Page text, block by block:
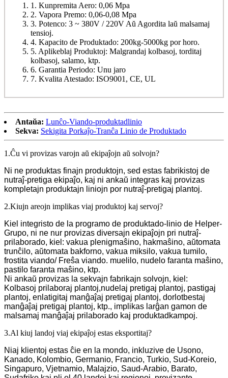
1. Kunpremita Aero: 0,06 Mpa
2. Vapora Premo: 0,06-0,08 Mpa
3. Potenco: 3 ~ 380V / 220V Aŭ Agordita laŭ malsamaj
tensioj.
4. Kapacito de Produktado: 200kg-5000kg por horo.
5. Aplikeblaj Produktoj: Malgrandaj kolbasoj, torditaj
kolbasoj, salamo, ktp.
6. Garantia Periodo: Unu jaro
7. Kvalita Atestado: ISO9001, CE, UL
Antaŭa: Lunĉo-Viando-produktadlinio
Sekva: Sekigita Porkaĵo-Tranĉa Linio de Produktado
1.Ĉu vi provizas varojn aŭ ekipaĵojn aŭ solvojn?
Ni ne produktas finajn produktojn, sed estas fabrikistoj de
nutraĵ-pretiga ekipaĵo, kaj ni ankaŭ integras kaj provizas
kompletajn produktajn liniojn por nutraĵ-pretigaj plantoj.
2.Kiujn areojn implikas viaj produktoj kaj servoj?
Kiel integristo de la programo de produktado-linio de Helper-
Grupo, ni ne nur provizas diversajn ekipaĵojn pri nutraĵ-
prilaborado, kiel: vakua plenigmaŝino, hakmaŝino, aŭtomata
trunĉilo, aŭtomata bakforno, vakua miksilo, vakua tumilo,
frostita viando/ Freŝa viando. muelilo, nudelo faranta maŝino,
pastilo faranta maŝino, ktp.
Ni ankaŭ provizas la sekvajn fabrikajn solvojn, kiel:
Kolbasoj prilaboraj plantoj,nudelaj pretigaj plantoj, pastigaj
plantoj, enlatigitaj manĝaĵaj pretigaj plantoj, dorlotbestaj
manĝaĵaj pretigaj plantoj, ktp., implikas larĝan gamon de
malsamaj manĝaĵaj prilaborado kaj produktadkampoj.
3.Al kiuj landoj viaj ekipaĵoj estas eksportitaj?
Niaj klientoj estas ĉie en la mondo, inkluzive de Usono,
Kanado, Kolombio, Germanio, Francio, Turkio, Sud-Koreio,
Singapuro, Vjetnamio, Malajzio, Saud-Arabio, Barato,